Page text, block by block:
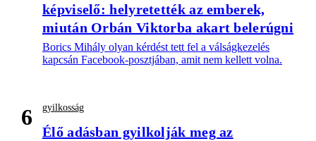
képviselő: helyretették az emberek,
miután Orbán Viktorba akart belerúgni
Borics Mihály olyan kérdést tett fel a válságkezelés
kapcsán Facebook-posztjában, amit nem kellett volna.
6 gyilkosság
Élő adásban gyilkolják meg az